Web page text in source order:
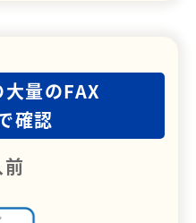
量のFAX
確認